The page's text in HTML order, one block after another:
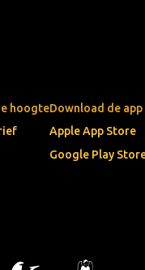
hoogteDownload de app
Apple App Store
Google Play